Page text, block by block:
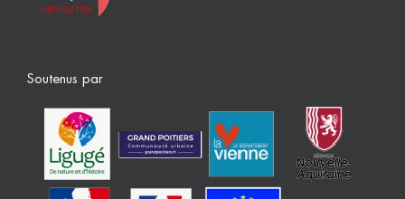
Soutenus par